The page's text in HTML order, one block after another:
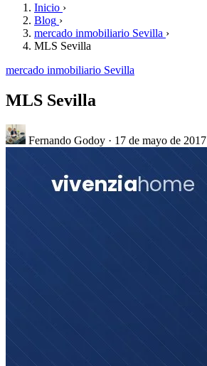
Inicio ›
Blog ›
mercado inmobiliario Sevilla ›
MLS Sevilla
mercado inmobiliario Sevilla
MLS Sevilla
Fernando Godoy · 17 de mayo de 2017